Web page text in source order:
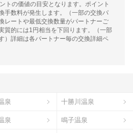
トの価値の目安となります。ポイント
手数料が発生します。（一部の交換パ
レートや最低交換数量がパートナーご
質的には1円相当を下回ります。（一部
）詳細は各パートナー毎の交換詳細ペ
泉 十勝川温泉
泉 鳴子温泉